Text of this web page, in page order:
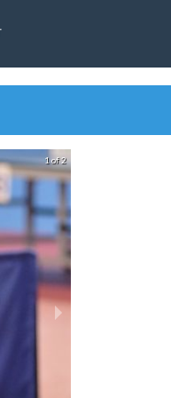
1 of 2